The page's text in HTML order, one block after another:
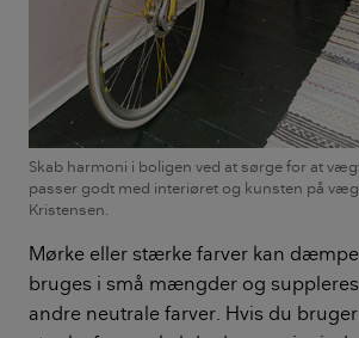
Skab harmoni i boligen ved at sørge for at
passer godt med interiøret og kunsten på
Kristensen.
Mørke eller stærke farver kan
bruges i små mængder og
andre neutrale farver. Hvis du